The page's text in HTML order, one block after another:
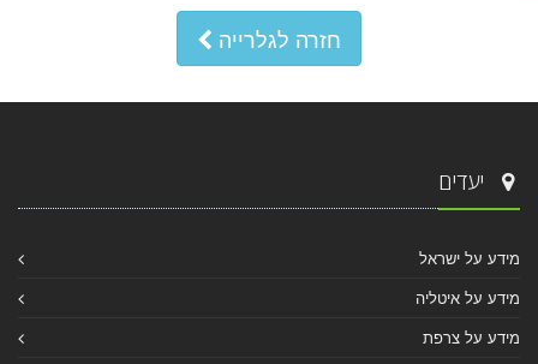
חזרה לגלרייה
יעדים
מידע על ישראל
מידע על איטליה
מידע על צרפת